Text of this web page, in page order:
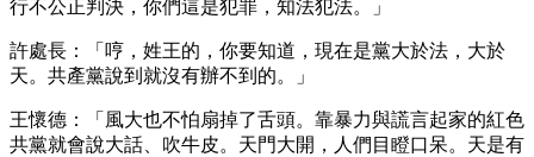
行不公正判決，你們這是犯罪，知法犯法。」
許處長：「哼，姓王的，你要知道，現在是黨大於法，大於
天。共產黨說到就沒有辦不到的。」
王懷德：「風大也不怕扇掉了舌頭。靠暴力與謊言起家的紅色
共黨就會說大話、吹牛皮。天門大開，人們目瞪口呆。天是有